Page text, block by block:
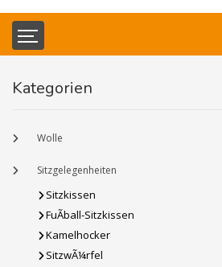
Kategorien
Wolle
Sitzgelegenheiten
Sitzkissen
FuÃball-Sitzkissen
Kamelhocker
SitzwÃ¼rfel